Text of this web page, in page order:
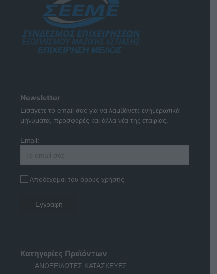
Newsletter
Εισάγετε το email σας για να λαμβάνετε ενημερωτικά
μηνύματα, προσφορές και άλλα νέα της εταιρίας.
Email:
Αποδέχομαι του όρους χρήσης
Κατηγορίες Προϊόντων
ΑΝΟΞΕΙΔΩΤΕΣ ΚΑΤΑΣΚΕΥΕΣ